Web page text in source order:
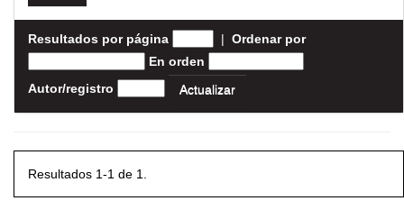
Resultados por página | Ordenar por
En orden
Autor/registro
Resultados 1-1 de 1.